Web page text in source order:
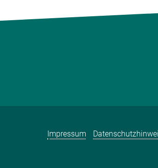
Impressum